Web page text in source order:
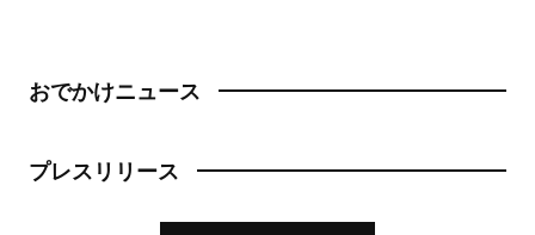
おでかけニュース
プレスリリース